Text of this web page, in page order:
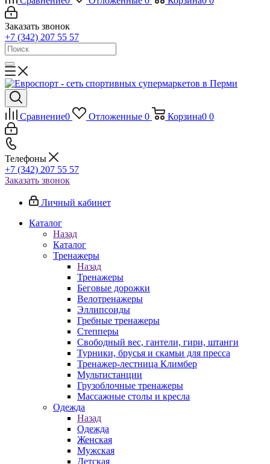
Заказать звонок
+7 (342) 207 55 57
Сравнение0 Отложенные 0 Корзина0 0
Телефоны
+7 (342) 207 55 57
Заказать звонок
Личный кабинет
Каталог
Назад
Каталог
Тренажеры
Назад
Тренажеры
Беговые дорожки
Велотренажеры
Эллипсоиды
Гребные тренажеры
Степперы
Свободный вес, гантели, гири, штанги
Турники, брусья и скамьи для пресса
Тренажер-лестница Климбер
Мультистанции
Грузоблочные тренажеры
Массажные столы и кресла
Одежда
Назад
Одежда
Женская
Мужская
Детская